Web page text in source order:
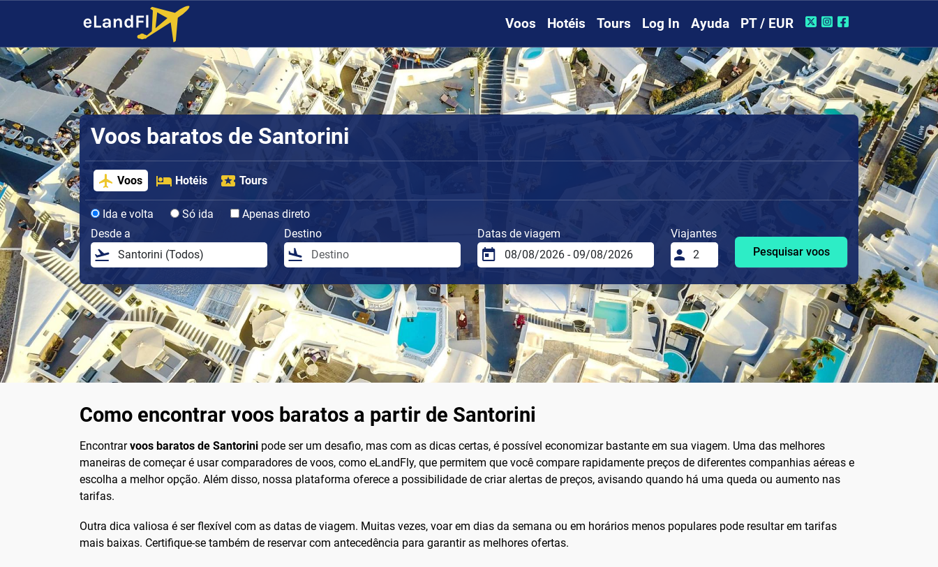
Voos Hotéis Tours Log In Ayuda PT / EUR
Voos baratos de Santorini
Voos Hotéis Tours
Ida e volta Só ida
Apenas direto
Desde a
Destino Datas de viagem
Viajantes
Pesquisar voos
Como encontrar voos baratos a partir de Santorini
Encontrarvoos baratos de Santorini pode ser um desafio, mas com as dicas certas, é possível economizar bastante em sua viagem. Uma das melhores
maneiras de começar é usar comparadores de voos, como eLandFly, que permitem que você compare rapidamente preços de diferentes companhias aéreas e
escolha a melhor opção. Além disso, nossa plataforma oferece a possibilidade de criar alertas de preços, avisando quando há uma queda ou aumento nas
tarifas.
Outra dica valiosa é ser flexível com as datas de viagem. Muitas vezes, voar em dias da semana ou em horários menos populares pode resultar em tarifas
mais baixas. Certifique-se também de reservar com antecedência para garantir as melhores ofertas.